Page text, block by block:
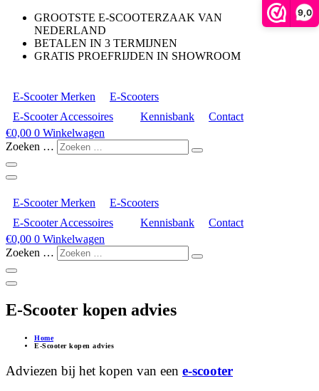
9,0
GROOTSTE E-SCOOTERZAAK VAN
NEDERLAND
BETALEN IN 3 TERMIJNEN
GRATIS PROEFRIJDEN IN SHOWROOM
E-Scooter Merken
E-Scooters
E-Scooter Accessoires
Kennisbank
Contact
€0,00 0 Winkelwagen
Zoeken …
E-Scooter Merken
E-Scooters
E-Scooter Accessoires
Kennisbank
Contact
€0,00 0 Winkelwagen
Zoeken …
E-Scooter kopen advies
Home
E-Scooter kopen advies
Adviezen bij het kopen van een e-scooter